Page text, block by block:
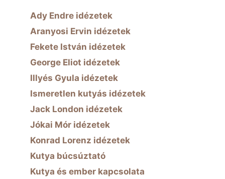
Ady Endre idézetek
Aranyosi Ervin idézetek
Fekete István idézetek
George Eliot idézetek
Illyés Gyula idézetek
Ismeretlen kutyás idézetek
Jack London idézetek
Jókai Mór idézetek
Konrad Lorenz idézetek
Kutya búcsúztató
Kutya és ember kapcsolata